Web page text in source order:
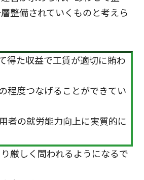
整備されていくものと考えら
得た収益で工賃が適切に賄わ
程度つなげることができてい
者の就労能力向上に実質的に
厳しく問われるようになるで